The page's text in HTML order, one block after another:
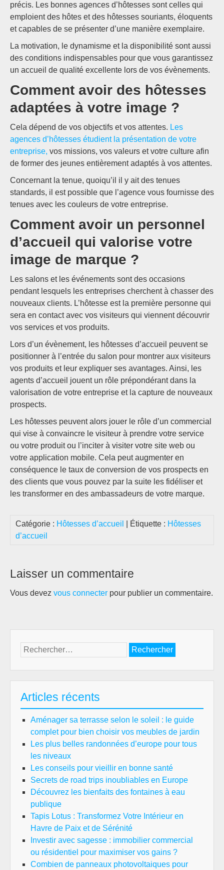
précis. Les bonnes agences d’hôtesses sont celles qui
emploient des hôtes et des hôtesses souriants, éloquents
et capables de se présenter d’une manière exemplaire.
La motivation, le dynamisme et la disponibilité sont aussi
des conditions indispensables pour que vous garantissez
un accueil de qualité excellente lors de vos évènements.
Comment avoir des hôtesses
adaptées à votre image ?
Cela dépend de vos objectifs et vos attentes. Les
agences d’hôtesses étudient la présentation de votre
entreprise, vos missions, vos valeurs et votre culture afin
de former des jeunes entièrement adaptés à vos attentes.
Concernant la tenue, quoiqu’il il y ait des tenues
standards, il est possible que l’agence vous fournisse des
tenues avec les couleurs de votre entreprise.
Comment avoir un personnel
d’accueil qui valorise votre
image de marque ?
Les salons et les événements sont des occasions
pendant lesquels les entreprises cherchent à chasser des
nouveaux clients. L’hôtesse est la première personne qui
sera en contact avec vos visiteurs qui viennent découvrir
vos services et vos produits.
Lors d’un évènement, les hôtesses d’accueil peuvent se
positionner à l’entrée du salon pour montrer aux visiteurs
vos produits et leur expliquer ses avantages. Ainsi, les
agents d’accueil jouent un rôle prépondérant dans la
valorisation de votre entreprise et la capture de nouveaux
prospects.
Les hôtesses peuvent alors jouer le rôle d’un commercial
qui vise à convaincre le visiteur à prendre votre service
ou votre produit ou l’inciter à visiter votre site web ou
votre application mobile. Cela peut augmenter en
conséquence le taux de conversion de vos prospects en
des clients que vous pouvez par la suite les fidéliser et
les transformer en des ambassadeurs de votre marque.
Catégorie : Hôtesses d’accueil | Étiquette : Hôtesses
d’accueil
Laisser un commentaire
Vous devez vous connecter pour publier un commentaire.
Rechercher :
Articles récents
Aménager sa terrasse selon le soleil : le guide
complet pour bien choisir vos meubles de jardin
Les plus belles randonnées d’europe pour tous
les niveaux
Les conseils pour vieillir en bonne santé
Secrets de road trips inoubliables en Europe
Découvrez les bienfaits des fontaines à eau
publique
Tapis Lotus : Transformez Votre Intérieur en
Havre de Paix et de Sérénité
Investir avec sagesse : immobilier commercial
ou résidentiel pour maximiser vos gains ?
Combien de panneaux photovoltaiques pour